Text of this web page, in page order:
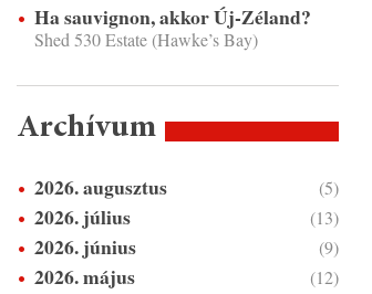
Ha sauvignon, akkor Új-Zéland?
Shed 530 Estate (Hawke’s Bay)
Archívum
2026. augusztus (5)
2026. július (13)
2026. június (9)
2026. május (12)